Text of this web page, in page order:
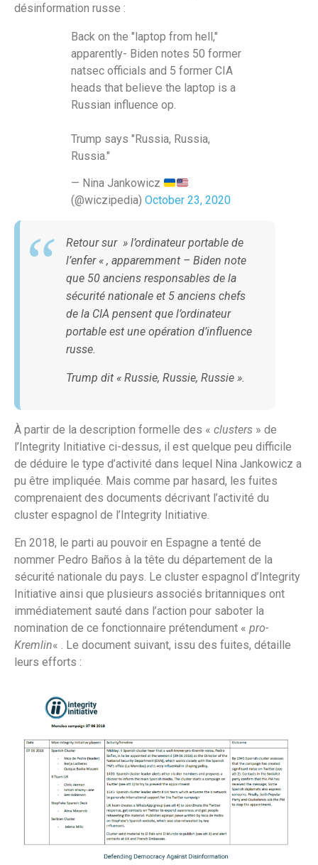
désinformation russe :
Back on the "laptop from hell,"
apparently- Biden notes 50 former
natsec officials and 5 former CIA
heads that believe the laptop is a
Russian influence op.
Trump says "Russia, Russia,
Russia."
— Nina Jankowicz
(@wiczipedia) October 23, 2020
Retour sur » l’ordinateur portable de
l’enfer« , apparemment – Biden note
que 50 anciens responsables de la
sécurité nationale et 5 anciens chefs
de la CIA pensent que l’ordinateur
portable est une opération d’influence
russe.
Trump dit « Russie, Russie, Russie ».
À partir de la description formelle des « clusters » de
l’Integrity Initiative ci-dessus, il est quelque peu difficile
de déduire le type d’activité dans lequel Nina Jankowicz a
pu être impliquée. Mais comme par hasard, les fuites
comprenaient des documents décrivant l’activité du
cluster espagnol de l’Integrity Initiative.
En 2018, le parti au pouvoir en Espagne a tenté de
nommer Pedro Baños à la tête du département de la
sécurité nationale du pays. Le cluster espagnol d’Integrity
Initiative ainsi que plusieurs associés britanniques ont
immédiatement sauté dans l’action pour saboter la
nomination de ce fonctionnaire prétendument « pro-
Kremlin« . Le document suivant, issu des fuites, détaille
leurs efforts :